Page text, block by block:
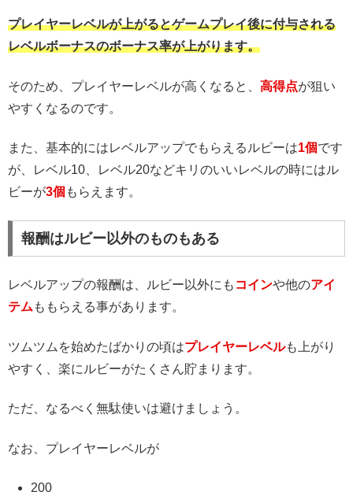
プレイヤーレベルが上がるとゲームプレイ後に付与される
レベルボーナスのボーナス率が上がります。
そのため、プレイヤーレベルが高くなると、 高得点が狙い
やすくなるのです。
また、基本的にはレベルアップでもらえるルビーは1個です
が、レベル10、レベル20などキリのいいレベルの時にはル
ビーが3個 もらえます。
報酬はルビー以外のものもある
レベルアップの報酬は、ルビー以外にも コインや他のアイ
テム ももらえる事があります。
ツムツムを始めたばかりの頃はプレイヤーレベルも上がり
やすく、楽にルビーがたくさん貯まります。
ただ、なるべく無駄使いは避けましょう。
なお、プレイヤーレベルが
200